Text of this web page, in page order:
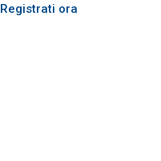
Registrati ora